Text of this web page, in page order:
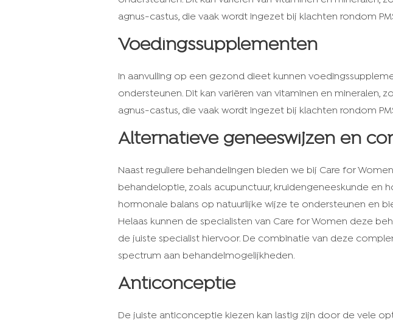
agnus-castus, die vaak wordt ingezet bij klachten rondom
Voedingssupplementen
In aanvulling op een gezond dieet kunnen
ondersteunen. Dit kan variëren van vitaminen en mineralen,
agnus-castus, die vaak wordt ingezet bij klachten rondom
Alternatieve geneeswijzen en
Naast reguliere behandelingen bieden we bij Care for
behandeloptie, zoals acupunctuur, kruidengeneeskunde
hormonale balans op natuurlijke wijze te ondersteunen en
Helaas kunnen de specialisten van Care for Women deze
de juiste specialist hiervoor. De combinatie van deze
spectrum aan behandelmogelijkheden.
Anticonceptie
De juiste anticonceptie kiezen kan lastig zijn door de vele